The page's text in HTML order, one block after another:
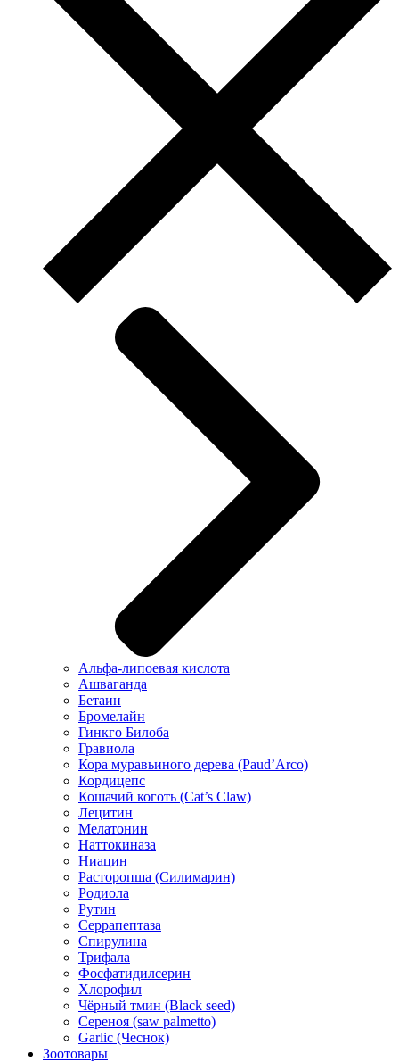
Альфа-липоевая кислота
Ашваганда
Бетаин
Бромелайн
Гинкго Билоба
Гравиола
Кора муравьиного дерева (Paud’Arco)
Кордицепс
Кошачий коготь (Cat’s Claw)
Лецитин
Мелатонин
Наттокиназа
Ниацин
Расторопша (Силимарин)
Родиола
Рутин
Серрапептаза
Спирулина
Трифала
Фосфатидилсерин
Хлорофил
Чёрный тмин (Black seed)
Сереноя (saw palmetto)
Garlic (Чеснок)
Зоотовары